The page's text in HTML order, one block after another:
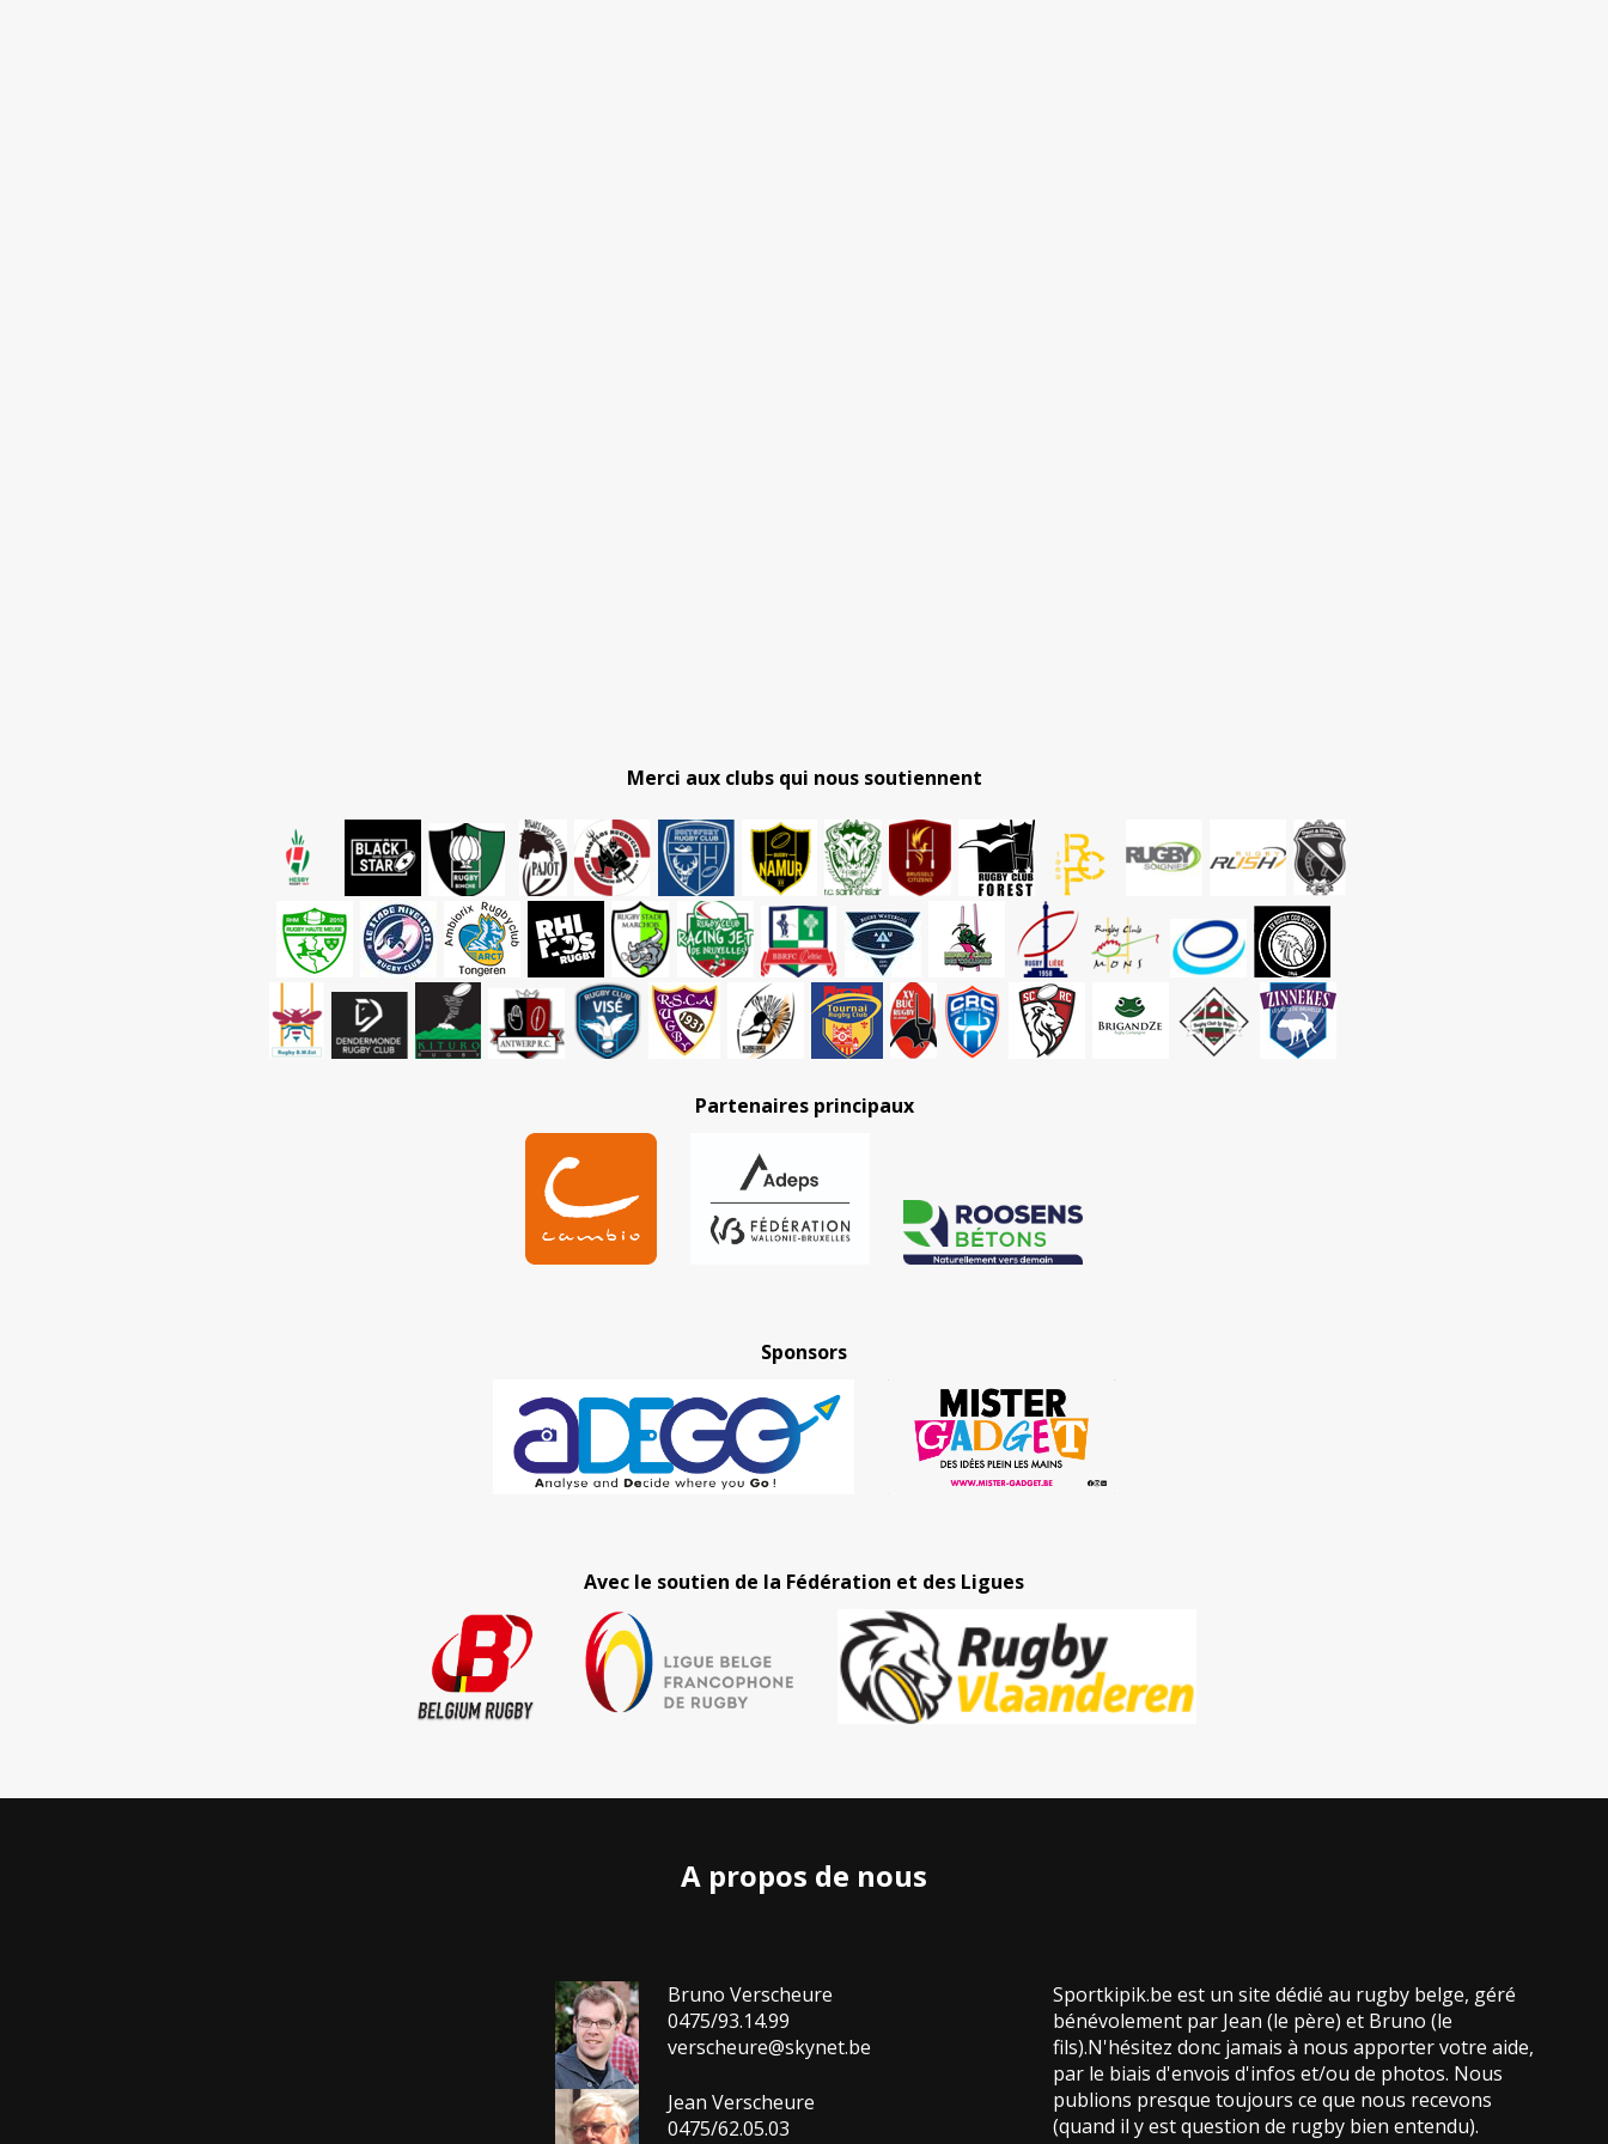
Merci aux clubs qui nous soutiennent
Partenaires principaux
Sponsors
Avec le soutien de la Fédération et des Ligues
A propos de nous
Bruno Verscheure
0475/93.14.99
verscheure@skynet.be
Jean Verscheure
0475/62.05.03
Sportkipik.be est un site dédié au rugby belge, géré
bénévolement par Jean (le père) et Bruno (le
fils).N'hésitez donc jamais à nous apporter votre aide,
par le biais d'envois d'infos et/ou de photos. Nous
publions presque toujours ce que nous recevons
(quand il y est question de rugby bien entendu).